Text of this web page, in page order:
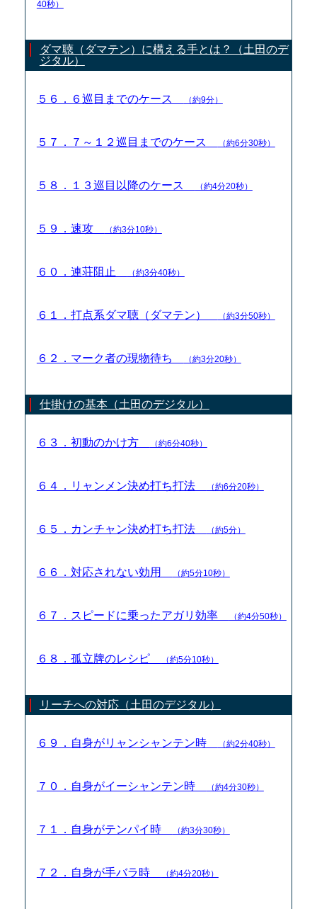
40秒）
ダマ聴（ダマテン）に構える手とは？（土田のデ
ジタル）
５６．６巡目までのケース （約9分）
５７．７～１２巡目までのケース （約6分30秒）
５８．１３巡目以降のケース （約4分20秒）
５９．速攻 （約3分10秒）
６０．連荘阻止 （約3分40秒）
６１．打点系ダマ聴（ダマテン） （約3分50秒）
６２．マーク者の現物待ち （約3分20秒）
仕掛けの基本（土田のデジタル）
６３．初動のかけ方 （約6分40秒）
６４．リャンメン決め打ち打法 （約6分20秒）
６５．カンチャン決め打ち打法 （約5分）
６６．対応されない効用 （約5分10秒）
６７．スピードに乗ったアガリ効率 （約4分50秒）
６８．孤立牌のレシピ （約5分10秒）
リーチへの対応（土田のデジタル）
６９．自身がリャンシャンテン時 （約2分40秒）
７０．自身がイーシャンテン時 （約4分30秒）
７１．自身がテンパイ時 （約3分30秒）
７２．自身が手バラ時 （約4分20秒）